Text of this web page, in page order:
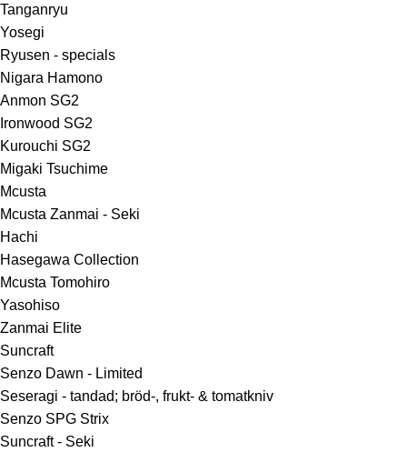
Tanganryu
Yosegi
Ryusen - specials
Nigara Hamono
Anmon SG2
Ironwood SG2
Kurouchi SG2
Migaki Tsuchime
Mcusta
Mcusta Zanmai - Seki
Hachi
Hasegawa Collection
Mcusta Tomohiro
Yasohiso
Zanmai Elite
Suncraft
Senzo Dawn - Limited
Seseragi - tandad; bröd-, frukt- & tomatkniv
Senzo SPG Strix
Suncraft - Seki